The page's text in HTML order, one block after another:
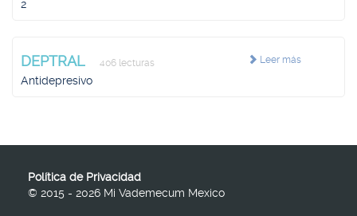
2
Leer más
DEPTRAL 406 lecturas
Antidepresivo
Política de Privacidad
© 2015 - 2026 Mi Vademecum Mexico